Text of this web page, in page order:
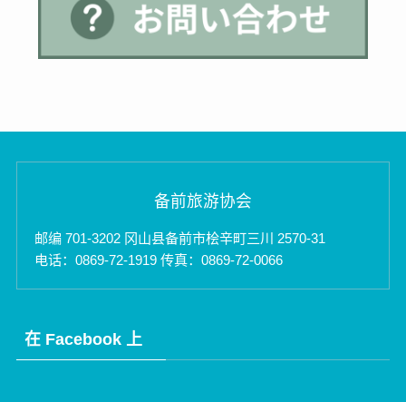
备前旅游协会
邮编 701-3202 冈山县备前市桧辛町三川 2570-31
电话：0869-72-1919 传真：0869-72-0066
在 Facebook 上